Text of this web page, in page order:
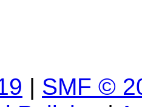
| SMF ©